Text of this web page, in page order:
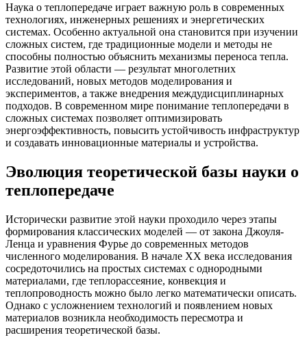
Наука о теплопередаче играет важную роль в современных
технологиях, инженерных решениях и энергетических
системах. Особенно актуальной она становится при изучении
сложных систем, где традиционные модели и методы не
способны полностью объяснить механизмы переноса тепла.
Развитие этой области — результат многолетних
исследований, новых методов моделирования и
экспериментов, а также внедрения междудисциплинарных
подходов. В современном мире понимание теплопередачи в
сложных системах позволяет оптимизировать
энергоэффективность, повысить устойчивость инфраструктур
и создавать инновационные материалы и устройства.
Эволюция теоретической базы науки о
теплопередаче
Исторически развитие этой науки проходило через этапы
формирования классических моделей — от закона Джоуля-
Ленца и уравнения Фурье до современных методов
численного моделирования. В начале XX века исследования
сосредоточились на простых системах с однородными
материалами, где теплорассеяние, конвекция и
теплопроводность можно было легко математически описать.
Однако с усложнением технологий и появлением новых
материалов возникла необходимость пересмотра и
расширения теоретической базы.